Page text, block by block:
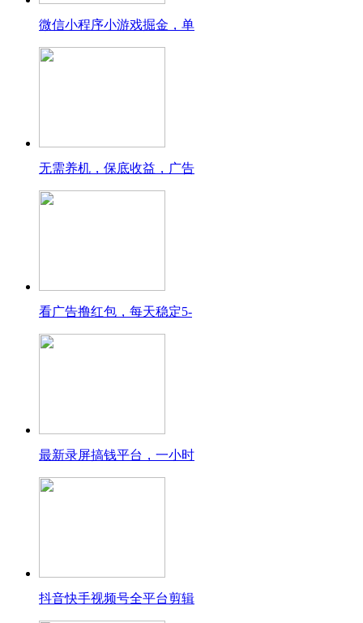
微信小程序小游戏掘金，单
无需养机，保底收益，广告
看广告撸红包，每天稳定5-
最新录屏搞钱平台，一小时
抖音快手视频号全平台剪辑